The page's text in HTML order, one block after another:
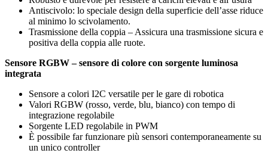
Antiscivolo: lo speciale design della superficie dell’asse riduce
al minimo lo scivolamento.
Trasmissione della coppia – Assicura una trasmissione sicura e
positiva della coppia alle ruote.
Sensore RGBW – sensore di colore con sorgente luminosa
integrata
Sensore a colori I2C versatile per le gare di robotica
Valori RGBW (rosso, verde, blu, bianco) con tempo di
integrazione regolabile
Sorgente LED regolabile in PWM
È possibile far funzionare più sensori contemporaneamente su
un unico controller